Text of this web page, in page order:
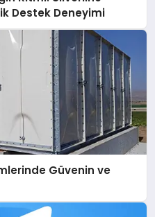
Destek Deneyimi
Güvenin ve